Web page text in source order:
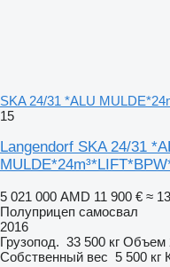
SKA 24/31 *ALU
15
Langendorf SKA 24/31
5 021 000 AMD 11 900 € ≈
Полуприцеп самосвал
2016
Грузопод. 33 500 кг Объем
Собственный вес 5 500 кг